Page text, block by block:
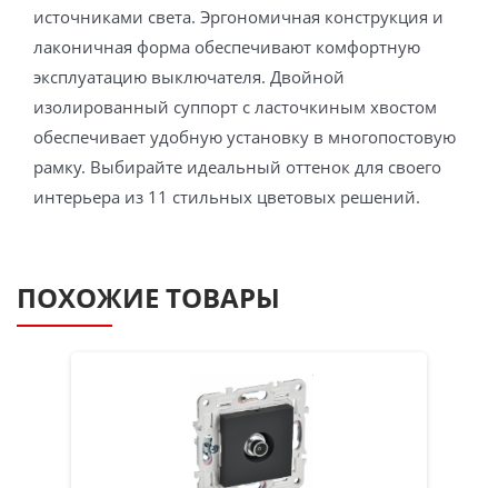
источниками света. Эргономичная конструкция и
лаконичная форма обеспечивают комфортную
эксплуатацию выключателя. Двойной
изолированный суппорт с ласточкиным хвостом
обеспечивает удобную установку в многопостовую
рамку. Выбирайте идеальный оттенок для своего
интерьера из 11 стильных цветовых решений.
ПОХОЖИЕ ТОВАРЫ